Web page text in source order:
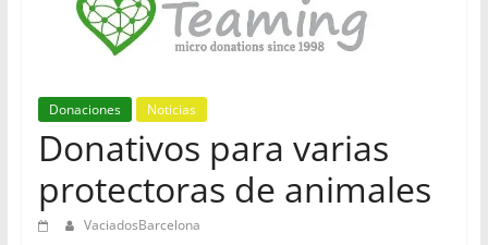
Donaciones Noticias
Donativos para varias
protectoras de animales
VaciadosBarcelona